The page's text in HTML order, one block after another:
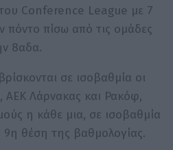
Conference League με 7
πόντο πίσω από τις ομάδες
8αδα.
σε ισοβαθμία οι
ΑΕΚ Λάρνακας και Ρακόφ,
η κάθε μια, σε ισοβαθμία
θέση της βαθμολογίας.